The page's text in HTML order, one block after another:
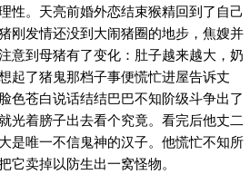
性。天亮前婚外恋结束猴精回到了自己
刚发情还没到大闹猪圈的地步，焦嫂并
意到母猪有了变化：肚子越来越大，奶
起了猪鬼那档子事便慌忙进屋告诉丈
色苍白说话结结巴巴不知阶级斗争出了
光着膀子出去看个究竟。看完后他丈二
是唯一不信鬼神的汉子。他慌忙不知所
它卖掉以防生出一窝怪物。